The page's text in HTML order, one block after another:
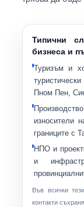
Типични
бизнеса и
Туризъм и
Пном Пен,
износители
границите с
НПО и
и
Във всички
контакти